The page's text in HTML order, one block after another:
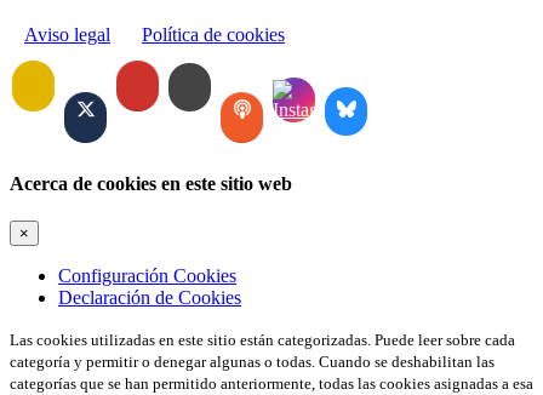
Aviso legal Política de cookies
Acerca de cookies en este sitio web
×
Configuración Cookies
Declaración de Cookies
Las cookies utilizadas en este sitio están categorizadas. Puede leer sobre cada
categoría y permitir o denegar algunas o todas. Cuando se deshabilitan las
categorías que se han permitido anteriormente, todas las cookies asignadas a esa